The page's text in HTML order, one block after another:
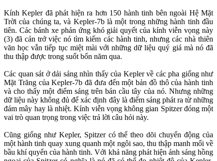
Kính Kepler đã phát hiện ra hơn 150 hành tinh bên ngoài Hệ Mặt
Trời của chúng ta, và Kepler-7b là một trong những hành tinh đầu
tiên. Các bánh xe phản ứng khó giải quyết của kính viễn vọng này
(3) đã cản trở việc nó tìm kiếm các hành tinh, nhưng các nhà thiên
văn học vẫn tiếp tục miệt mài với những dữ liệu quý giá mà nó đã
thu thập được trong suốt bốn năm qua.
Các quan sát ở dải sáng nhìn thấy của Kepler về các pha giống như
Mặt Trăng của Kepler-7b đã đưa đến một bản đồ thô của hành tinh
và cho thấy một điểm sáng trên bán cầu tây của nó. Nhưng những
dữ liệu này không đủ để xác định đây là điểm sáng phát ra từ những
đám mây hay là nhiệt. Kính viễn vọng không gian Spitzer đóng một
vai trò quan trọng trong việc trả lời câu hỏi này.
Cũng giống như Kepler, Spitzer có thể theo dõi chuyển động của
một hành tinh quay xung quanh một ngôi sao, thu thập manh mối về
bầu khí quyển của hành tinh. Với khả năng phát hiện ánh sáng hồng